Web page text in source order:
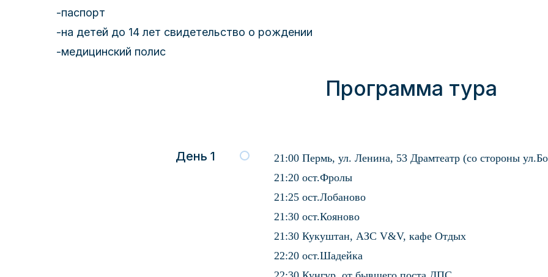
-паспорт
-на детей до 14 лет свидетельство о рождении
-медицинский полис
Программа тура
День 1
21:00 Пермь, ул. Ленина, 53 Драмтеатр (со стороны
21:20 ост.Фролы
21:25 ост.Лобаново
21:30 ост.Кояново
21:30 Кукуштан, АЗС V&V, кафе Отдых
22:20 ост.Шадейка